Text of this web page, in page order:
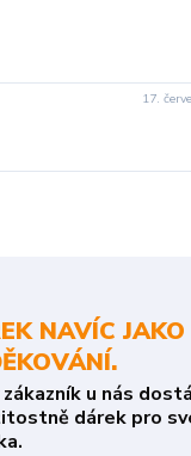
17.
NAVÍC JAKO
u nás
dárek pro